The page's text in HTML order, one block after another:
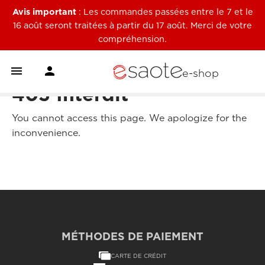
Avis important: Les commandes passées entre le 7 et le
16 août seront traitées à partir du 17 août. Merci de votre
compréhension.
  e-shop
403 Interdit
You cannot access this page. We apologize for the
inconvenience.
MÉTHODES DE PAIEMENT
CARTE DE CRÉDIT